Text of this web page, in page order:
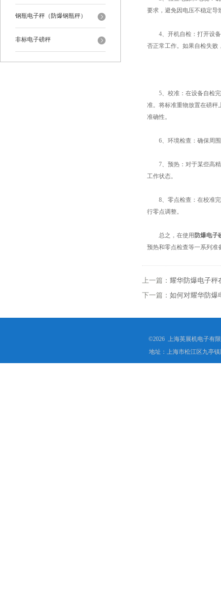
钢瓶电子秤（防爆钢瓶秤）
非标电子磅秤
要求，避免因电压不稳定导
4、开机自检：打开设备
否正常工作。如果自检失败
5、校准：在设备自检完
准。将标准重物放置在磅秤
准确性。
6、环境检查：确保周围
7、预热：对于某些高精
工作状态。
8、零点检查：在校准完
行零点调整。
总之，在使用 防爆电子
预热和零点检查等一系列准
上一篇： 耀华防爆电子秤
下一篇： 如何对耀华防爆
©2026 上海英展机电子有
地址：上海市松江区九亭镇